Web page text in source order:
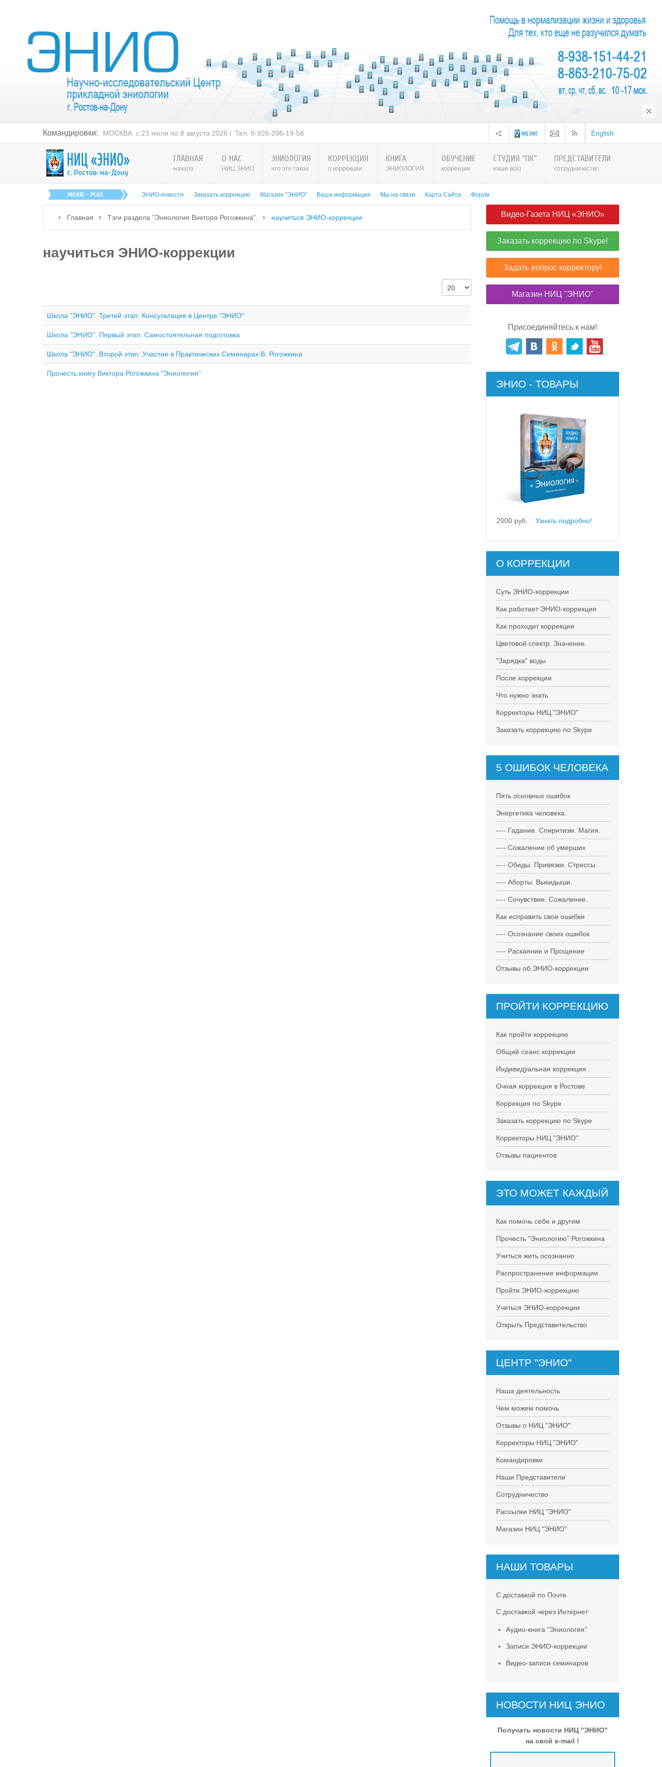
Командировки: МОСКВА: с 23 июля по 8 августа 2026 г. Тел: 8-926-206-19-58 English
ГЛАВНАЯ
начало
О НАС
НИЦ ЭНИО
ЭНИОЛОГИЯ
что это такое
КОРРЕКЦИЯ
о коррекции
КНИГА
ЭНИОЛОГИЯ
ОБУЧЕНИЕ
коррекции
СТУДИЯ "ПК"
наше всё)
ПРЕДСТАВИТЕЛИ
сотрудничество
ЭНИО-новости Заказать коррекцию Магазин "ЭНИО" Ваша информация Мы на связи Карта Сайта Форум
Главная Тэги раздела "Эниология Виктора Рогожкина". научиться ЭНИО-коррекции
научиться ЭНИО-коррекции
Школа "ЭНИО". Третий этап: Консультация в Центре "ЭНИО"
Школа "ЭНИО". Первый этап: Самостоятельная подготовка
Школа "ЭНИО". Второй этап: Участие в Практических Семинарах В. Рогожкина
Прочесть книгу Виктора Рогожкина "Эниология"
Видео-Газета НИЦ «ЭНИО»
Заказать коррекцию по Skype!
Задать вопрос корректору!
Магазин НИЦ "ЭНИО"
Присоединяйтесь к нам!
ЭНИО - ТОВАРЫ
2000 руб. Узнать подробно!
О КОРРЕКЦИИ
Суть ЭНИО-коррекции
Как работает ЭНИО-коррекция
Как проходит коррекция
Цветовой спектр. Значение.
"Зарядка" воды
После коррекции
Что нужно знать
Корректоры НИЦ "ЭНИО"
Заказать коррекцию по Skype
5 ОШИБОК ЧЕЛОВЕКА
Пять основных ошибок
Энергетика человека.
---- Гадание. Спиритизм. Магия.
---- Сожаление об умерших
---- Обиды. Привязки. Стрессы.
---- Аборты. Выкидыши.
---- Сочувствие. Сожаление.
Как исправить свои ошибки
---- Осознание своих ошибок
---- Раскаяние и Прощение
Отзывы об ЭНИО-коррекции
ПРОЙТИ КОРРЕКЦИЮ
Как пройти коррекцию
Общий сеанс коррекции
Индивидуальная коррекция
Очная коррекция в Ростове
Коррекция по Skype
Заказать коррекцию по Skype
Корректоры НИЦ "ЭНИО"
Отзывы пациентов
ЭТО МОЖЕТ КАЖДЫЙ
Как помочь себе и другим
Прочесть "Эниологию" Рогожкина
Учиться жить осознанно
Распространение информации
Пройти ЭНИО-коррекцию
Учиться ЭНИО-коррекции
Открыть Представительство
ЦЕНТР "ЭНИО"
Наша деятельность
Чем можем помочь
Отзывы о НИЦ "ЭНИО"
Корректоры НИЦ "ЭНИО"
Командировки
Наши Представители
Сотрудничество
Рассылки НИЦ "ЭНИО"
Магазин НИЦ "ЭНИО"
НАШИ ТОВАРЫ
С доставкой по Почте
С доставкой через Интернет
Аудио-книга "Эниология"
Записи ЭНИО-коррекции
Видео-записи семинаров
НОВОСТИ НИЦ ЭНИО
Получать новости НИЦ "ЭНИО"
на свой e-mail !